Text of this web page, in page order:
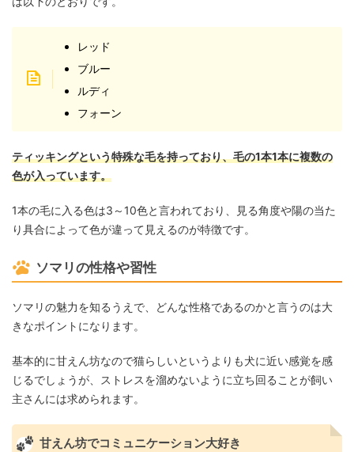
レッド
ブルー
ルディ
フォーン
ティッキングという特殊な毛を持っており、毛の1本1本に複数の
色が入っています。
1本の毛に入る色は3～10色と言われており、見る角度や陽の当た
り具合によって色が違って見えるのが特徴です。
ソマリの性格や習性
ソマリの魅力を知るうえで、どんな性格であるのかと言うのは大
きなポイントになります。
基本的に甘えん坊なので猫らしいというよりも犬に近い感覚を感
じるでしょうが、ストレスを溜めないように立ち回ることが飼い
主さんには求められます。
甘えん坊でコミュニケーション大好き